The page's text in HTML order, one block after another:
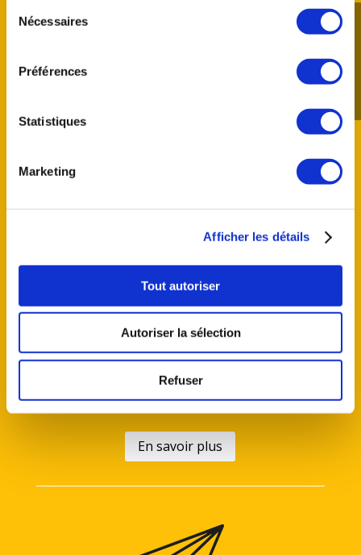
Nécessaires
Préférences
Statistiques
Marketing
Afficher les détails
Tout autoriser
Autoriser la sélection
Refuser
Parisien, trentenaire et bourré de talents, BPERC
appartient résolument à son époque, dont il
PME-PMI
de garder les pieds sur terre… Ici, on aime l’industrie
et le monde de l’entreprise autant que l’industrie du
cinéma et de l’audiovisuel !
En savoir plus